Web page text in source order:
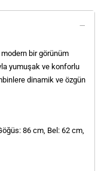
bir görünüm
yumuşak ve konforlu
dinamik ve özgün
86 cm, Bel: 62 cm,